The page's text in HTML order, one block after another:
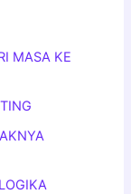
MASA KE